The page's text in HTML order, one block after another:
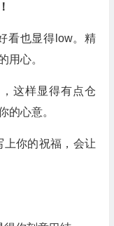
看也显得low。精
用心。
这样显得有点仓
的心意。
上你的祝福，会让